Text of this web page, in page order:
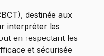
destinée aux
interpréter les
en respectant les
et sécurisée